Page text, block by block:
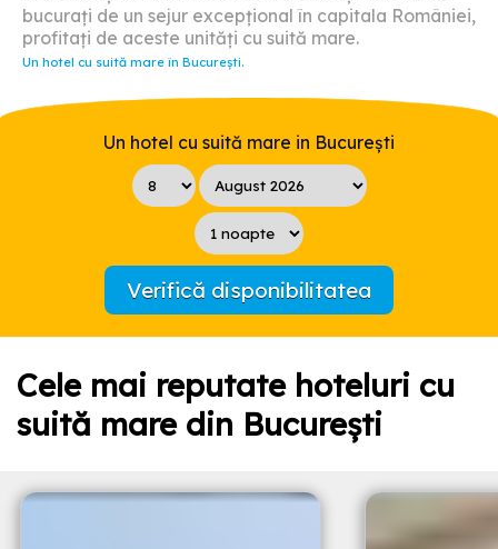
bucurați de un sejur excepțional în capitala României,
profitați de aceste unități cu suită mare.
Un hotel cu suită mare în București.
Un hotel cu suită mare in București
Verifică disponibilitatea
Cele mai reputate hoteluri cu
suită mare din București